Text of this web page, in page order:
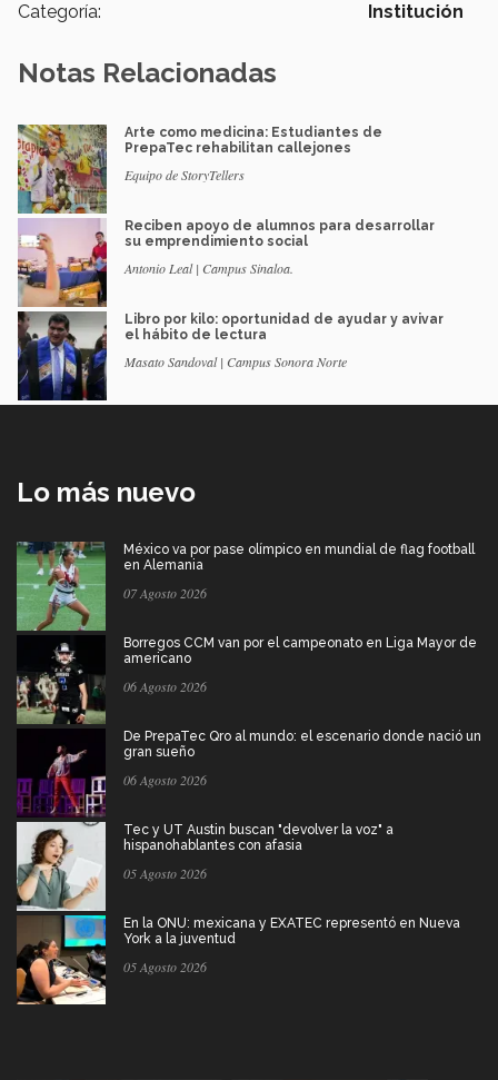
Categoría: Institución
Notas Relacionadas
Arte como medicina: Estudiantes de
PrepaTec rehabilitan callejones
Equipo de StoryTellers
Reciben apoyo de alumnos para desarrollar
su emprendimiento social
Antonio Leal | Campus Sinaloa.
Libro por kilo: oportunidad de ayudar y avivar
el hábito de lectura
Masato Sandoval | Campus Sonora Norte
Lo más nuevo
México va por pase olímpico en mundial de flag football
en Alemania
07 Agosto 2026
Borregos CCM van por el campeonato en Liga Mayor de
americano
06 Agosto 2026
De PrepaTec Qro al mundo: el escenario donde nació un
gran sueño
06 Agosto 2026
Tec y UT Austin buscan "devolver la voz" a
hispanohablantes con afasia
05 Agosto 2026
En la ONU: mexicana y EXATEC representó en Nueva
York a la juventud
05 Agosto 2026